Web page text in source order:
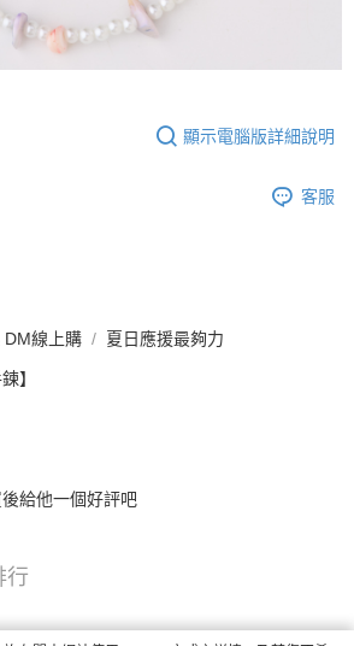
或使用他人資訊註冊。若發現惡意使用之情形，
權停止該用戶之使用額度並採取法律行動。
顯示電腦版詳細說明
客服
DM線上購 夏日應援最夠力
】
給他一個好評吧
行